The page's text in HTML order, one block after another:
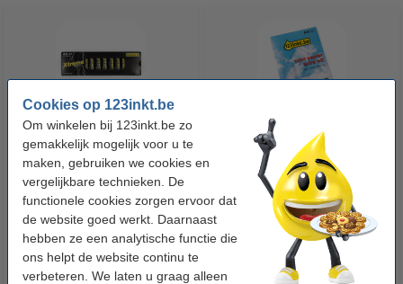
Cookies op 123inkt.be
Om winkelen bij 123inkt.be zo
gemakkelijk mogelijk voor u te
maken, gebruiken we cookies en
vergelijkbare technieken. De
functionele cookies zorgen ervoor dat
de website goed werkt. Daarnaast
hebben ze een analytische functie die
ons helpt de website continu te
verbeteren. We laten u graag alleen
123accu Xtreme Power MN1500
Penlite AA batterij 24 stuks
€ 14,95 Incl. 21% btw
123inkt kopieerpapier 1 pak van
500 vellen A4 - 80 g/m²
€ 7,25 Incl. 21% btw